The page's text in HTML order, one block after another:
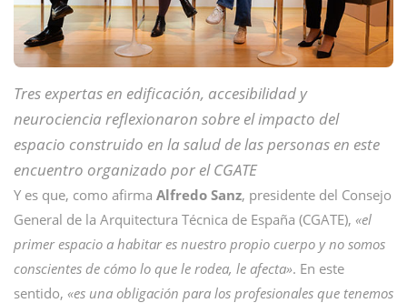
Tres expertas en edificación, accesibilidad y
neurociencia reflexionaron sobre el impacto del
espacio construido en la salud de las personas en este
encuentro organizado por el CGATE
Y es que, como afirma Alfredo Sanz, presidente del Consejo
General de la Arquitectura Técnica de España (CGATE), «el
primer espacio a habitar es nuestro propio cuerpo y no somos
conscientes de cómo lo que le rodea, le afecta». En este
sentido, «es una obligación para los profesionales que tenemos